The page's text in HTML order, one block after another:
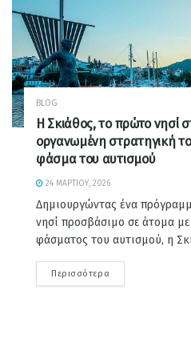
BLOG
Η Σκιάθος, το πρώτο νησί
οργανωμένη στρατηγική
φάσμα του αυτισμού
24 ΜΑΡΤΊΟΥ, 2026
Δημιουργώντας ένα
νησί προσβάσιμο σε άτομα
φάσματος του αυτισμού, η
Περισσότερα